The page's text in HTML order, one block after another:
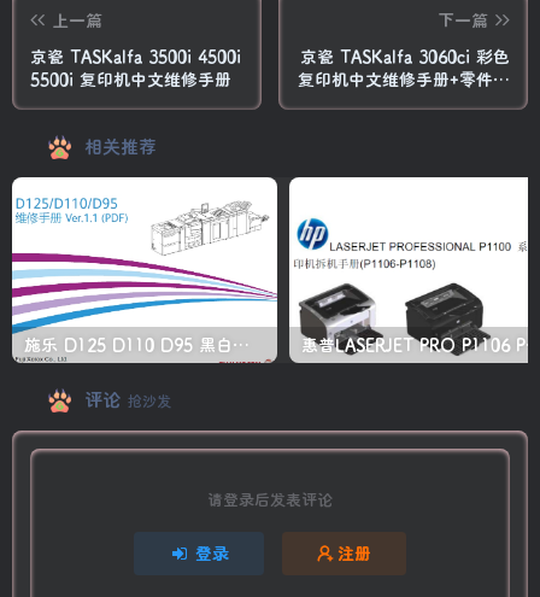
上一篇
京瓷 TASKalfa 3500i 4500i
5500i 复印机中文维修手册
下一篇
京瓷 TASKalfa 3060ci 彩色
复印机中文维修手册+零件手
相关推荐
施乐 D125 D110 D95 黑白生产型高速复印机中文维修手册 惠普LASERJET PRO P1106
评论 抢沙发
请登录后发表评论
登录 注册